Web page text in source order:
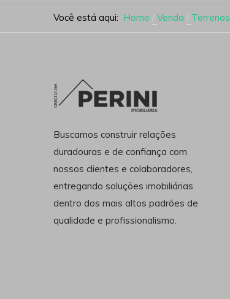
Você está aqui: Home Venda Terrenos
Buscamos construir relações
duradouras e de confiança com
nossos clientes e colaboradores,
entregando soluções imobiliárias
dentro dos mais altos padrões de
qualidade e profissionalismo.